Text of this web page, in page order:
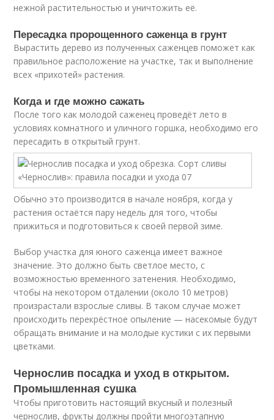
нежной растительностью и уничтожить её.
Пересадка пророщенного саженца в грунт
Вырастить дерево из полученных саженцев поможет как
правильное расположение на участке, так и выполнение
всех «прихотей» растения.
Когда и где можно сажать
После того как молодой саженец проведёт лето в
условиях комнатного и уличного горшка, необходимо его
пересадить в открытый грунт.
Обычно это производится в начале ноября, когда у
растения остаётся пару недель для того, чтобы
прижиться и подготовиться к своей первой зиме.
Выбор участка для юного саженца имеет важное
значение. Это должно быть светлое место, с
возможностью временного затенения. Необходимо,
чтобы на некотором отдалении (около 10 метров)
произрастали взрослые сливы. В таком случае может
происходить перекрёстное опыление — насекомые будут
обращать внимание и на молодые кустики с их первыми
цветками.
Чернослив посадка и уход в открытом.
Промышленная сушка
Чтобы приготовить настоящий вкусный и полезный
чернослив, фрукты должны пройти многоэтапную